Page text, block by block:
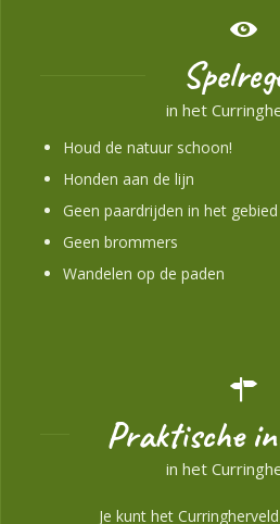
in het
Houd de natuur schoon!
Honden aan de lijn
Geen paardrijden in het gebied
Geen brommers
Wandelen op de paden
Praktische
in het
Je kunt het